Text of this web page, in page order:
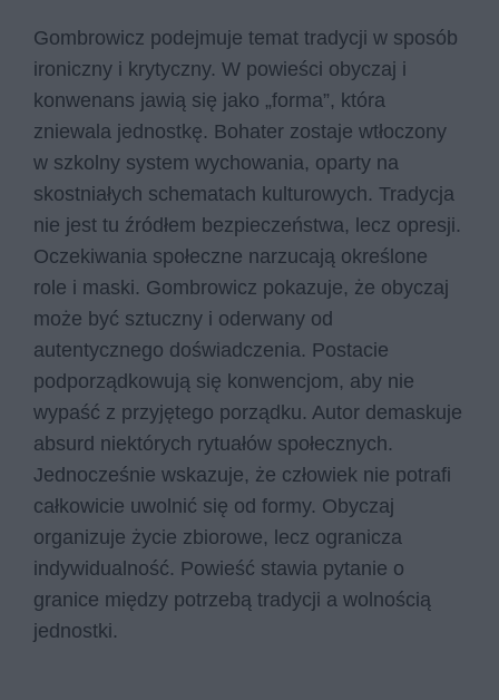
Gombrowicz podejmuje temat tradycji w sposób
ironiczny i krytyczny. W powieści obyczaj i
konwenans jawią się jako „forma”, która
zniewala jednostkę. Bohater zostaje wtłoczony
w szkolny system wychowania, oparty na
skostniałych schematach kulturowych. Tradycja
nie jest tu źródłem bezpieczeństwa, lecz opresji.
Oczekiwania społeczne narzucają określone
role i maski. Gombrowicz pokazuje, że obyczaj
może być sztuczny i oderwany od
autentycznego doświadczenia. Postacie
podporządkowują się konwencjom, aby nie
wypaść z przyjętego porządku. Autor demaskuje
absurd niektórych rytuałów społecznych.
Jednocześnie wskazuje, że człowiek nie potrafi
całkowicie uwolnić się od formy. Obyczaj
organizuje życie zbiorowe, lecz ogranicza
indywidualność. Powieść stawia pytanie o
granice między potrzebą tradycji a wolnością
jednostki.